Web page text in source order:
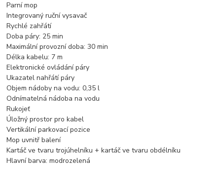
Parní mop
Integrovaný ruční vysavač
Rychlé zahřátí
Doba páry: 25 min
Maximální provozní doba: 30 min
Délka kabelu: 7 m
Elektronické ovládání páry
Ukazatel nahřátí páry
Objem nádoby na vodu: 0,35 l
Odnímatelná nádoba na vodu
Rukojeť
Úložný prostor pro kabel
Vertikální parkovací pozice
Mop uvnitř balení
Kartáč ve tvaru trojúhelníku + kartáč ve tvaru obdélníku
Hlavní barva: modrozelená